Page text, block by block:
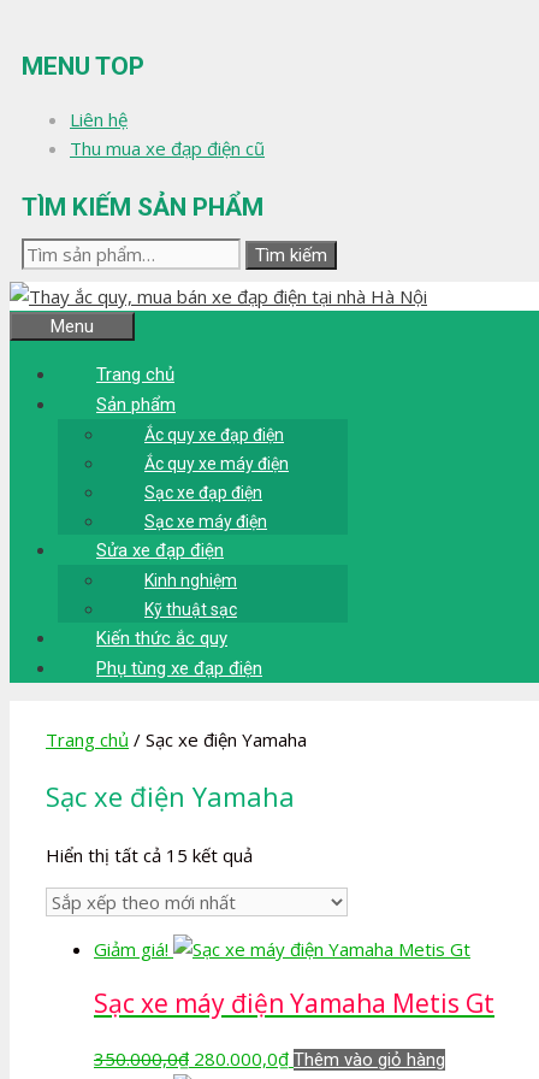
đến
nội
MENU TOP
Liên hệ
Thu mua xe đạp điện cũ
TÌM KIẾM SẢN PHẨM
Tìm
kiếm:
Tìm kiếm
Menu
Trang chủ
Sản phẩm
Ắc quy xe đạp điện
Ắc quy xe máy điện
Sạc xe đạp điện
Sạc xe máy điện
Sửa xe đạp điện
Kinh nghiệm
Kỹ thuật sạc
Kiến thức ắc quy
Phụ tùng xe đạp điện
Trang chủ / Sạc xe điện Yamaha
Sạc xe điện Yamaha
Hiển thị tất cả 15 kết quảĐã
sắp
xếp
theo
mới
nhất
Giảm giá!
Sạc xe máy điện Yamaha Metis Gt
350.000,0₫ Giá
280.000,0₫Giá
Thêm vào giỏ hàng